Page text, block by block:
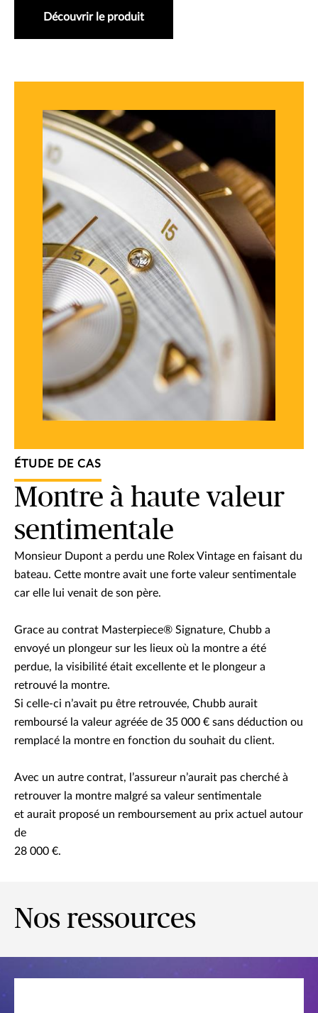
Découvrir le produit
ÉTUDE DE CAS
Montre à haute valeur
sentimentale
Monsieur Dupont a perdu une Rolex Vintage en faisant du
bateau. Cette montre avait une forte valeur sentimentale
car elle lui venait de son père.
Grace au contrat Masterpiece® Signature, Chubb a
envoyé un plongeur sur les lieux où la montre a été
perdue, la visibilité était excellente et le plongeur a
retrouvé la montre.
Si celle-ci n’avait pu être retrouvée, Chubb aurait
remboursé la valeur agréée de 35 000 € sans déduction ou
remplacé la montre en fonction du souhait du client.
Avec un autre contrat, l’assureur n’aurait pas cherché à
retrouver la montre malgré sa valeur sentimentale
et aurait proposé un remboursement au prix actuel autour
de
28 000 €.
Nos ressources